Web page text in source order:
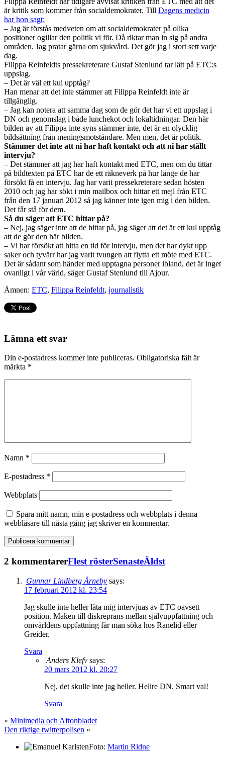
är kritik som kommer från socialdemokrater. Till Dagens medicin
har hon sagt:
– Jag är förstås medveten om att socialdemokrater på olika
positioner ogillar den politik vi för. Då riktar man in sig på andra
områden. Jag pratar gärna om sjukvård. Det gör jag i stort sett varje
dag.
Filippa Reinfeldts pressekreterare Gustaf Stenlund tar lätt på ETC:s
uppslag.
– Det är väl ett kul upptåg?
Han menar att det inte stämmer att Filippa Reinfeldt inte är
tillgänglig.
– Jag kan notera att samma dag som de gör det har vi ett uppslag i
DN och genomslag i både lunchekot och lokaltidningar. Den här
bilden av att Filippa inte syns stämmer inte, det är en olycklig
bildsättning från meningsmotståndare. Men men, det är politik.
Stämmer det inte att ni har haft kontakt och att ni har ställt
intervju?
– Det stämmer att jag har haft kontakt med ETC, men om du tittar
på bildtexten på ETC har de ett räkneverk på hur länge de har
försökt få en intervju. Jag har varit pressekreterare sedan hösten
2010 och jag har sökt i min mailbox och hittar ett mejl från ETC
från den 17 januari 2012 så jag känner inte igen mig i den bilden.
Det får stå för dem.
Så du säger att ETC hittar på?
– Nej, jag säger inte att de hittar på, jag säger att det är ett kul upptåg
att de gör den här bilden.
– Vi har försökt att hitta en tid för intervju, men det har dykt upp
saker och tyvärr har jag varit tvungen att flytta ett möte med ETC.
Det är sådant som händer med upptagna personer ibland, det är inget
ovanligt i vår värld, säger Gustaf Stenlund till Ajour.
Ämnen: ETC, Filippa Reinfeldt, journalistik
Lämna ett svar
Din e-postadress kommer inte publiceras. Obligatoriska fält är
märkta *
Namn *
E-postadress *
Webbplats
Spara mitt namn, min e-postadress och webbplats i denna
webbläsare till nästa gång jag skriver en kommentar.
2 kommentarerFlest rösterSenasteÄldst
Gunnar Lindberg Årneby says:
17 februari 2012 kl. 23:54
Jag skulle inte heller låta mig intervjuas av ETC oavsett
position. Maken till diskreprans mellan självuppfattning och
omvärldens uppfattning får man söka hos Ranelid eller
Greider.
Svara
Anders Klefv says:
20 mars 2012 kl. 20:27
Nej, det skulle inte jag heller. Hellre DN. Smart val!
Svara
« Minimedia och Aftonbladet
Den riktige twitterpolisen »
Foto: Martin Ridne